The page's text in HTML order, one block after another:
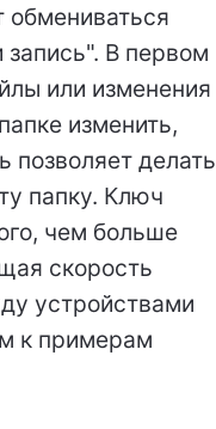
обмениваться
В первом
или изменения
изменить,
позволяет делать
папку. Ключ
чем больше
скорость
устройствами
к примерам